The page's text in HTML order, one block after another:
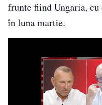
frunte fiind Ungaria, cu
în luna martie.